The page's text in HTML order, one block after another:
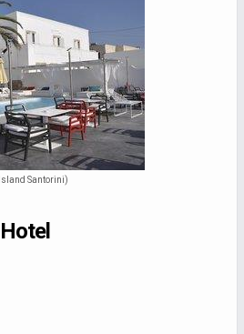
Santorini)